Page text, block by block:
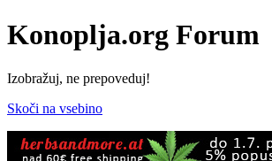
Konoplja.org Forum
Izobražuj, ne prepoveduj!
Skoči na vsebino